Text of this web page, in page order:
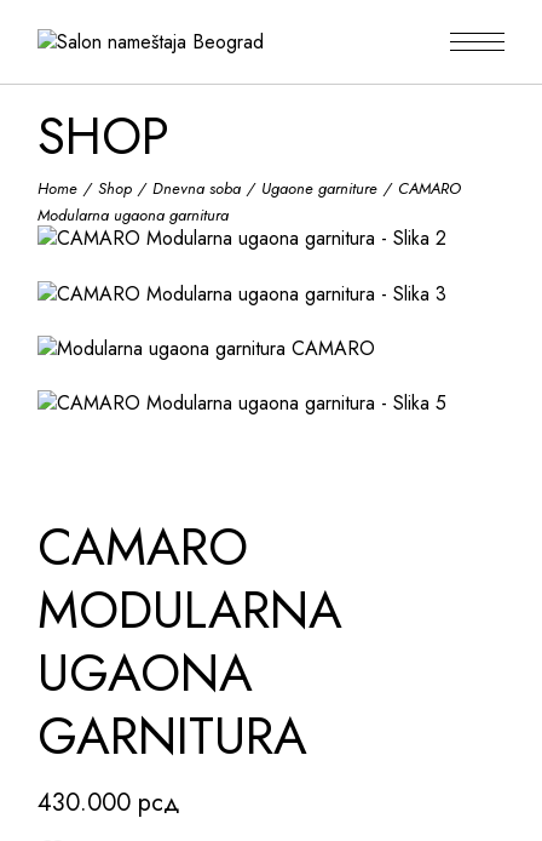
SHOP
Home Shop Dnevna soba Ugaone garniture
CAMARO
Modularna ugaona garnitura
CAMARO
MODULARNA
UGAONA
GARNITURA
430.000 рсд